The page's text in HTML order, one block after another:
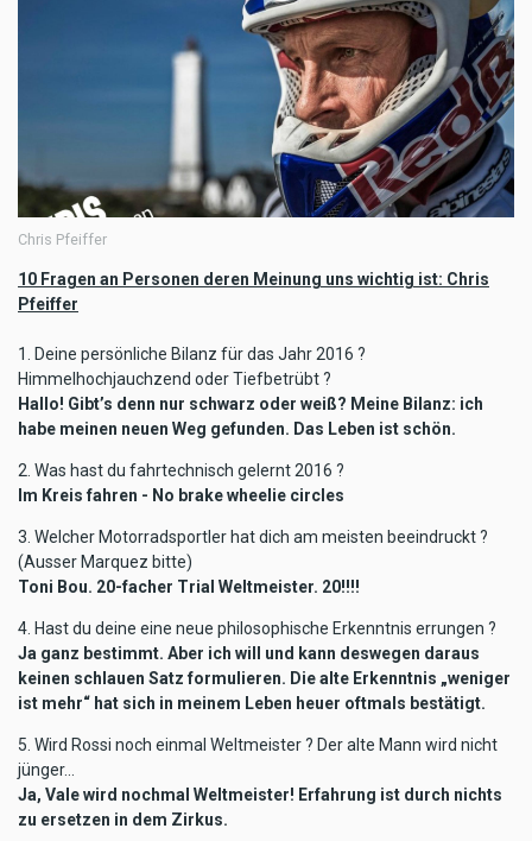
Chris Pfeiffer
10 Fragen an Personen deren Meinung uns wichtig ist: Chris
Pfeiffer
1. ​Deine persönliche Bilanz für das Jahr 2016 ?
Himmelhochjauchzend oder Tiefbetrübt ?
Hallo! Gibt’s denn nur schwarz oder weiß? Meine Bilanz: ich
habe meinen neuen Weg gefunden. Das Leben ist schön.
2. Was hast du fahrtechnisch gelernt 2016 ?
Im Kreis fahren - No brake wheelie circles
3. Welcher Motorradsportler hat dich am meisten beeindruckt ?
(Ausser Marquez bitte)
Toni Bou. 20-facher Trial Weltmeister. 20!!!!
4. Hast du deine eine neue philosophische Erkenntnis errungen ?
Ja ganz bestimmt. Aber ich will und kann deswegen daraus
keinen schlauen Satz formulieren. Die alte Erkenntnis „weniger
ist mehr“ hat sich in meinem Leben heuer oftmals bestätigt.
5. Wird Rossi noch einmal Weltmeister ? Der alte Mann wird nicht
jünger…
Ja, Vale wird nochmal Weltmeister! Erfahrung ist durch nichts
zu ersetzen in dem Zirkus.